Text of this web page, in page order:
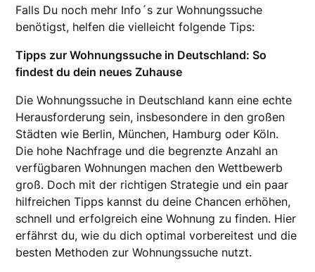
Falls Du noch mehr Info´s zur Wohnungssuche
benötigst, helfen die vielleicht folgende Tips:
Tipps zur Wohnungssuche in Deutschland: So
findest du dein neues Zuhause
Die Wohnungssuche in Deutschland kann eine echte
Herausforderung sein, insbesondere in den großen
Städten wie Berlin, München, Hamburg oder Köln.
Die hohe Nachfrage und die begrenzte Anzahl an
verfügbaren Wohnungen machen den Wettbewerb
groß. Doch mit der richtigen Strategie und ein paar
hilfreichen Tipps kannst du deine Chancen erhöhen,
schnell und erfolgreich eine Wohnung zu finden. Hier
erfährst du, wie du dich optimal vorbereitest und die
besten Methoden zur Wohnungssuche nutzt.